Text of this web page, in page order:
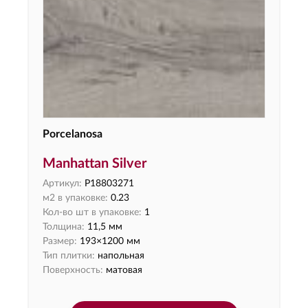
Porcelanosa
Manhattan Silver
Артикул: P18803271
м2 в упаковке: 0.23
Кол-во шт в упаковке: 1
Толщина: 11,5 мм
Размер: 193×1200 мм
Тип плитки: напольная
Поверхность: матовая